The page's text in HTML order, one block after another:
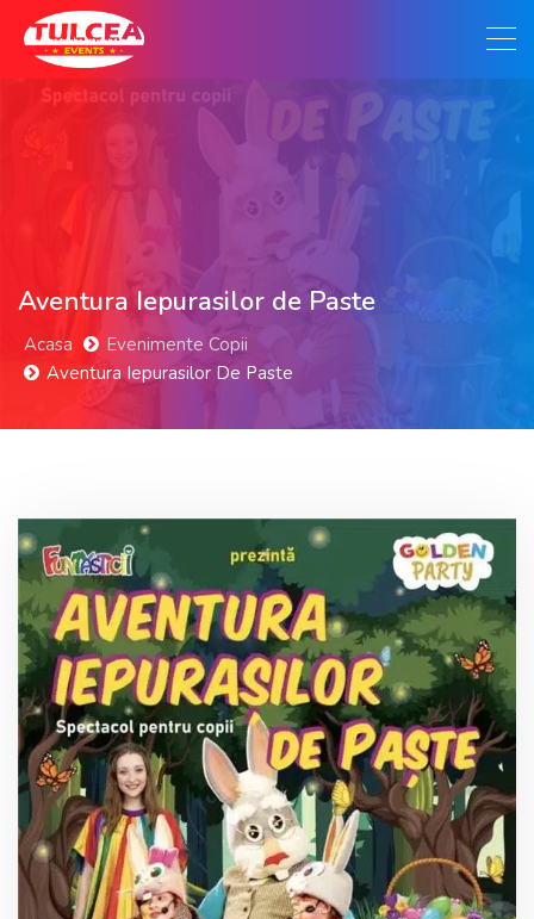
Aventura Iepurasilor de Paste
Acasa
Evenimente Copii
Aventura Iepurasilor De Paste